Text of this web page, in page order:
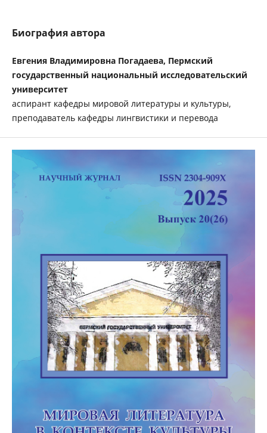
Биография автора
Евгения Владимировна Погадаева, Пермский
государственный национальный исследовательский
университет
аспирант кафедры мировой литературы и культуры,
преподаватель кафедры лингвистики и перевода